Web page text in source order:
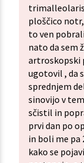
trimalleolaris
ploščico
to ven
nato da sem
artroskopski
ugotovil , da
sprednjem
sinovijo v
sčistil in
prvi dan po
in boli me pa
kako se